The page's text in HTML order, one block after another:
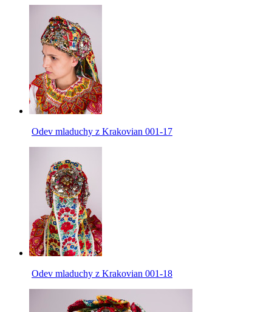
Odev mladuchy z Krakovian 001-17
Odev mladuchy z Krakovian 001-18